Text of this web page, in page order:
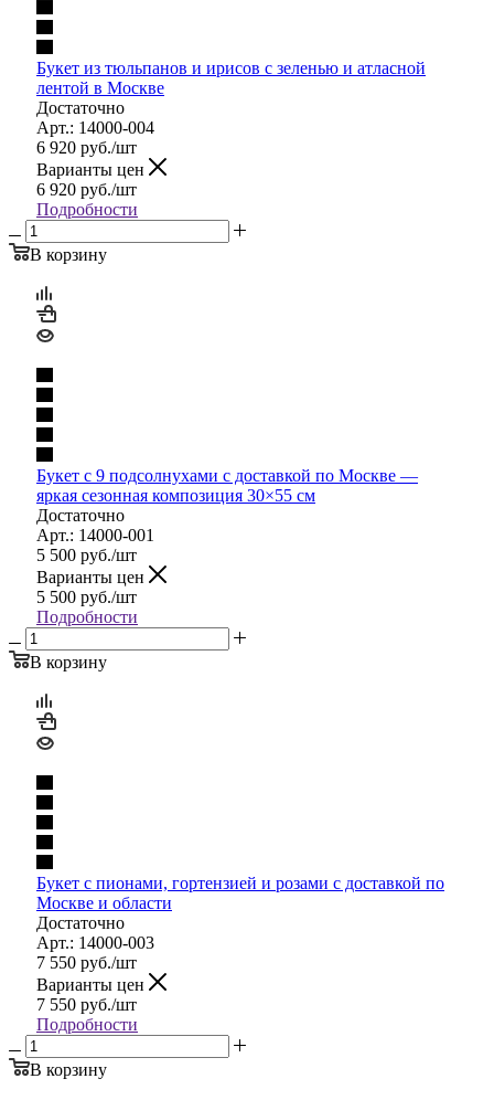
Букет из тюльпанов и ирисов с зеленью и атласной
лентой в Москве
Достаточно
Арт.: 14000-004
6 920 руб./шт
Варианты цен
6 920 руб./шт
Подробности
В корзину
Букет с 9 подсолнухами с доставкой по Москве —
яркая сезонная композиция 30×55 см
Достаточно
Арт.: 14000-001
5 500 руб./шт
Варианты цен
5 500 руб./шт
Подробности
В корзину
Букет с пионами, гортензией и розами с доставкой по
Москве и области
Достаточно
Арт.: 14000-003
7 550 руб./шт
Варианты цен
7 550 руб./шт
Подробности
В корзину